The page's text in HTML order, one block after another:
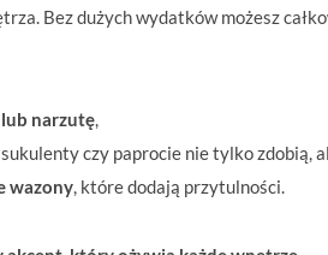
Bez dużych wydatków możesz
lub narzutę,
czy paprocie nie tylko zdobią,
wazony, które dodają przytulności.